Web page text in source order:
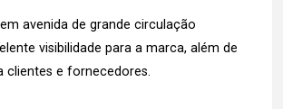
avenida de grande circulação
visibilidade para a marca, além de
clientes e fornecedores.